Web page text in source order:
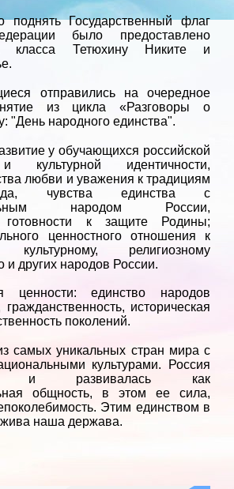
поднять Государственный флаг
было предоставлено
класса Тетюхину Никите и
отправились на очередное
из цикла «Разговоры о
"День народного единства".
у обучающихся российской
культурной идентичности,
любви и уважения к традициям
чувства единства с
народом России,
готовности к защите Родины;
ценностного отношения к
культурному, религиозному
и других народов России.
ценности: единство народов
историческая
поколений.
самых уникальных стран мира с
культурами. Россия
и развивалась как
общность, в этом ее сила,
Этим единством в
наша держава.